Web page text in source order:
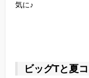
気に♪
ビッグTと夏